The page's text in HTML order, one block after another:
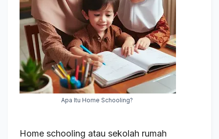
Apa Itu Home Schooling?
Home schooling atau sekolah rumah